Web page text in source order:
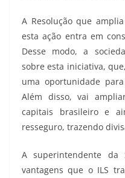
A Resolução que
esta ação entra em
Desse modo, a
sobre esta iniciativa,
uma oportunidade
Além disso, vai
capitais brasileiro e
resseguro, trazendo
A superintendente da
vantagens que o ILS